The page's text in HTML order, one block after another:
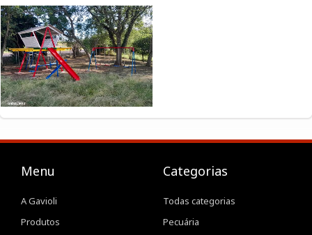
Menu
A Gavioli
Produtos
Categorias
Todas categorias
Pecuária